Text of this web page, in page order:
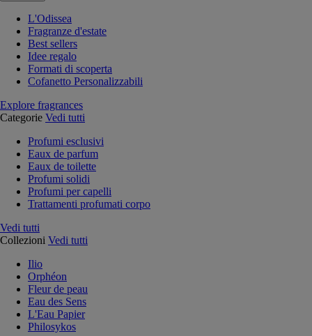
L'Odissea
Fragranze d'estate
Best sellers
Idee regalo
Formati di scoperta
Cofanetto Personalizzabili
Explore fragrances
Categorie Vedi tutti
Profumi esclusivi
Eaux de parfum
Eaux de toilette
Profumi solidi
Profumi per capelli
Trattamenti profumati corpo
Vedi tutti
Collezioni Vedi tutti
Ilio
Orphéon
Fleur de peau
Eau des Sens
L'Eau Papier
Philosykos